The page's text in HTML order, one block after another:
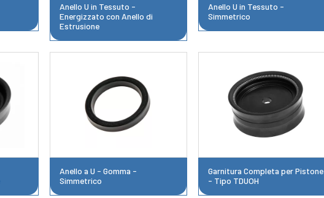
Anello U in Tessuto -
Energizzato con Anello di
Estrusione
Anello U in Tessuto -
Simmetrico
Anello a U - Gomma -
Simmetrico
Garnitura Completa per Pistone
- Tipo TDUOH